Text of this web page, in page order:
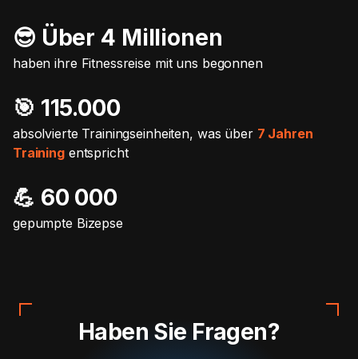
😎 Über 4 Millionen
haben ihre Fitnessreise mit uns begonnen
🎯️ 115.000
absolvierte Trainingseinheiten, was über 7 Jahren
Trainingentspricht
💪 60 000
gepumpte Bizepse
Haben Sie Fragen?